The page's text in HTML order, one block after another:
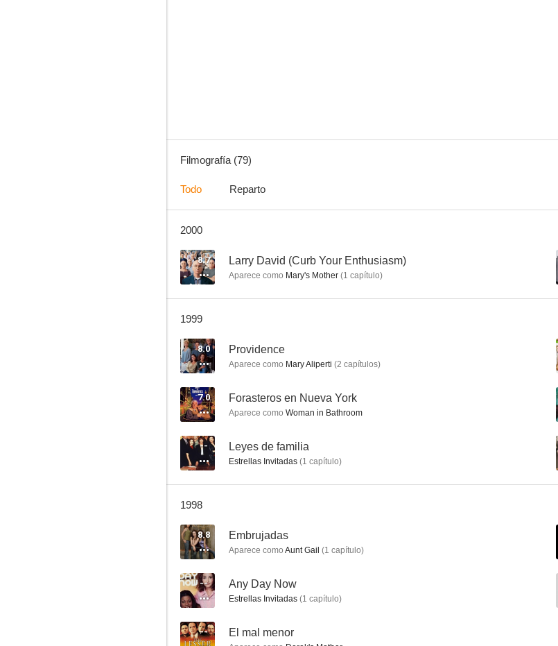
7.5
Hospital
7.3
Popular
7.0
Los buenos tiempos
5.7
Filmografía (79)
Todo Reparto
2000
8.7 Larry David (Curb Your Enthusiasm)
Aparece como Mary's Mother (1 capítulo)
1999
8.0 Providence
Aparece como Mary Aliperti (2 capítulos)
7.0 Forasteros en Nueva York
Aparece como Woman in Bathroom
-- Leyes de familia
Estrellas Invitadas (1 capítulo)
1998
8.8 Embrujadas
Aparece como Aunt Gail (1 capítulo)
-- Any Day Now
Estrellas Invitadas (1 capítulo)
-- El mal menor